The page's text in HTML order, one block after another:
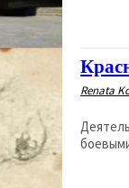
Renata